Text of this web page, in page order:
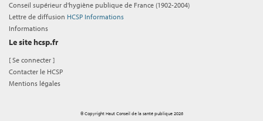
Conseil supérieur d'hygiène publique de France (1902-2004)
Lettre de diffusion HCSP Informations
Informations
Le site hcsp.fr
[Se connecter ]
Contacter le HCSP
Mentions légales
© Copyright Haut Conseil de la santé publique 2026